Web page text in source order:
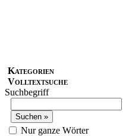
Kategorien
Volltextsuche
Suchbegriff
Nur ganze Wörter